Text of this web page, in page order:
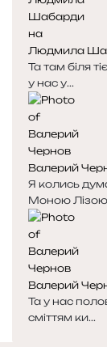
Людмила
Та там біля
у нас у...
Валерий
Я колись
Моною
Валерий
Та у нас
сміттям ки...